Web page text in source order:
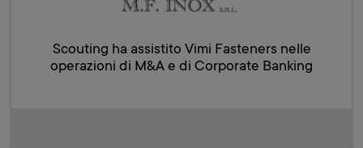
Scouting ha assistito Vimi Fasteners nelle
operazioni di M&A e di Corporate Banking